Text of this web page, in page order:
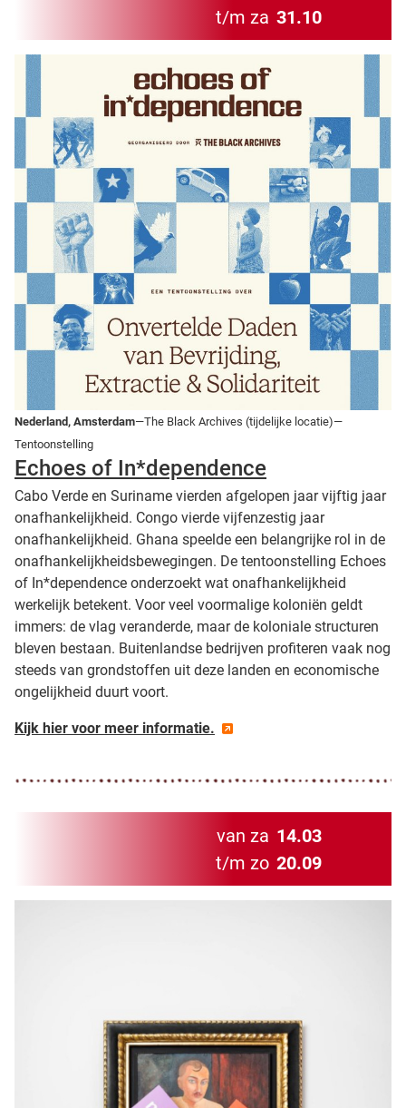
t/m za 31.10
Nederland, Amsterdam—The Black Archives (tijdelijke locatie)—
Tentoonstelling
Echoes of In*dependence
Cabo Verde en Suriname vierden afgelopen jaar vijftig jaar
onafhankelijkheid. Congo vierde vijfenzestig jaar
onafhankelijkheid. Ghana speelde een belangrijke rol in de
onafhankelijkheidsbewegingen. De tentoonstelling Echoes
of In*dependence onderzoekt wat onafhankelijkheid
werkelijk betekent. Voor veel voormalige koloniën geldt
immers: de vlag veranderde, maar de koloniale structuren
bleven bestaan. Buitenlandse bedrijven profiteren vaak nog
steeds van grondstoffen uit deze landen en economische
ongelijkheid duurt voort.
Kijk hier voor meer informatie.
van za 14.03
t/m zo 20.09